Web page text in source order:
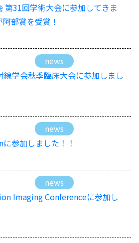
第31回学術大会に参加してきま
部賞を受賞！
news
学会秋季臨床大会に参加しまし
news
参加しました！！
news
Imaging Conferenceに参加し